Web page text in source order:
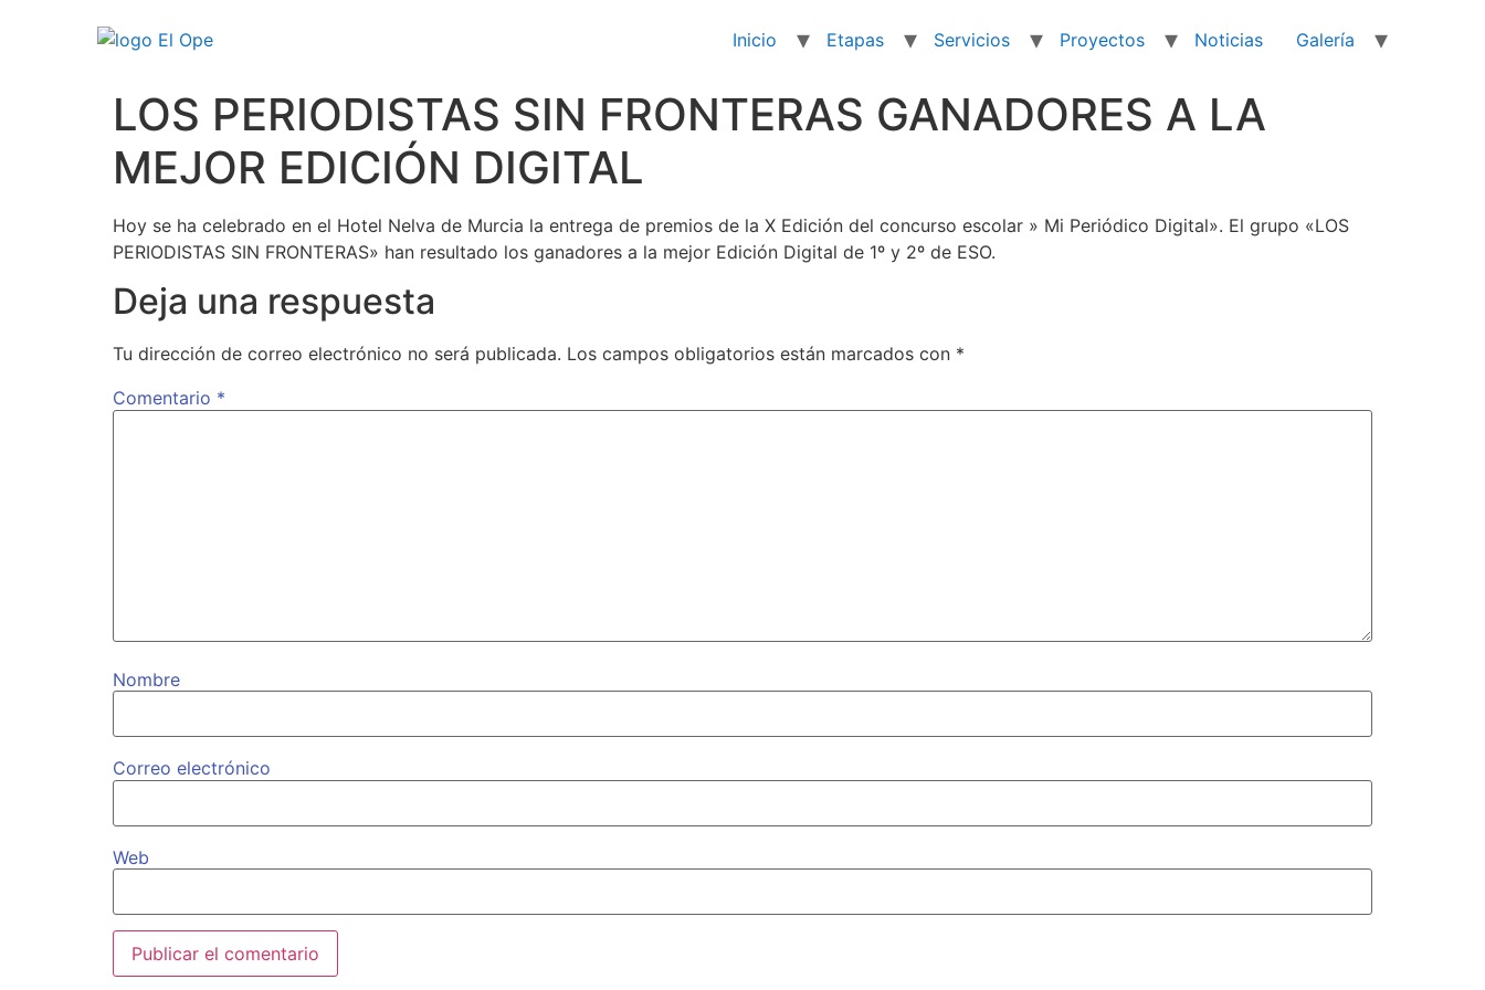
Inicio Etapas Servicios Proyectos Noticias Galería
LOS PERIODISTAS SIN FRONTERAS GANADORES A LA
MEJOR EDICIÓN DIGITAL
Hoy se ha celebrado en el Hotel Nelva de Murcia la entrega de premios de la X Edición del concurso escolar » Mi Periódico Digital». El grupo «LOS
PERIODISTAS SIN FRONTERAS» han resultado los ganadores a la mejor Edición Digital de 1º y 2º de ESO.
Deja una respuesta
Tu dirección de correo electrónico no será publicada. Los campos obligatorios están marcados con *
Comentario *
Nombre
Correo electrónico
Web